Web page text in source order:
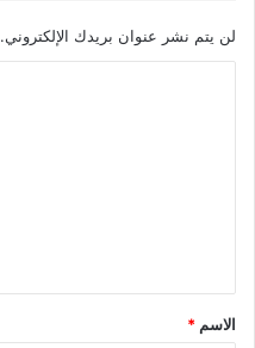
لن يتم نشر عنوان بريدك الإلكتروني.
ق
*
الاسم *